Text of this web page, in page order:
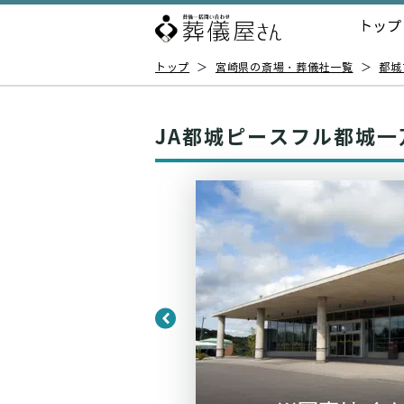
トップ
トップ ＞ 宮崎県の斎場・葬儀社一覧 ＞ 都
JA都城ピースフル都城